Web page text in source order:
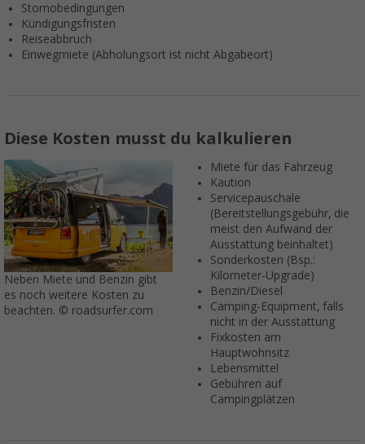
Stornobedingungen
Kündigungsfristen
Reiseabbruch
Einwegmiete (Abholungsort ist nicht Abgabeort)
Diese Kosten musst du kalkulieren
Neben Miete und Benzin gibt
es noch weitere Kosten zu
beachten. © roadsurfer.com
Miete für das Fahrzeug
Kaution
Servicepauschale
(Bereitstellungsgebühr, die
meist den Aufwand der
Ausstattung beinhaltet)
Sonderkosten (Bsp.:
Kilometer-Upgrade)
Benzin/Diesel
Camping-Equipment, falls
nicht in der Ausstattung
Fixkosten am
Hauptwohnsitz
Lebensmittel
Gebühren auf
Campingplätzen